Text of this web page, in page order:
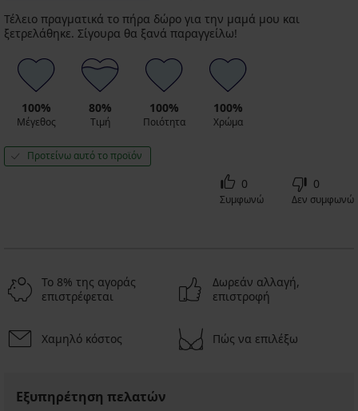
Τέλειο πραγματικά το πήρα δώρο για την μαμά μου και
ξετρελάθηκε. Σίγουρα θα ξανά παραγγείλω!
100%
Μέγεθος
80%
Τιμή
100%
Ποιότητα
100%
Χρώμα
Προτείνω αυτό το προϊόν
0
Συμφωνώ
0
Δεν συμφωνώ
Το 8% της αγοράς
επιστρέφεται
Δωρεάν αλλαγή,
επιστροφή
Χαμηλό κόστος Πώς να επιλέξω
Εξυπηρέτηση πελατών